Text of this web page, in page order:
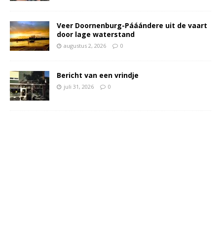
Veer Doornenburg-Pááándere uit de vaart
door lage waterstand
augustus 2, 2026 0
Bericht van een vrindje
juli 31, 2026 0